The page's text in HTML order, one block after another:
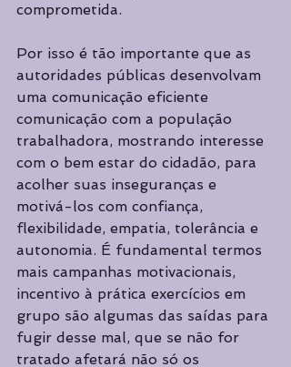
comprometida.
Por isso é tão importante que as
autoridades públicas desenvolvam
uma comunicação eficiente
comunicação com a população
trabalhadora, mostrando interesse
com o bem estar do cidadão, para
acolher suas inseguranças e
motivá-los com confiança,
flexibilidade, empatia, tolerância e
autonomia. É fundamental termos
mais campanhas motivacionais,
incentivo à prática exercícios em
grupo são algumas das saídas para
fugir desse mal, que se não for
tratado afetará não só os